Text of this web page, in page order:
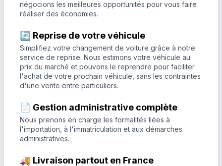
négocions les meilleures opportunités pour vous faire
réaliser des économies.
🔄 Reprise de votre véhicule
Simplifiez votre changement de voiture grâce à notre
service de reprise. Nous estimons votre véhicule au
prix du marché et pouvons le reprendre pour faciliter
l'achat de votre prochain véhicule, sans les contraintes
d'une vente entre particuliers.
📄 Gestion administrative complète
Nous prenons en charge les formalités liées à
l'importation, à l'immatriculation et aux démarches
administratives.
🚚 Livraison partout en France